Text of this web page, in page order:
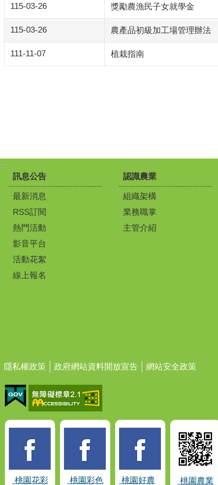
115-03-26 獎勵農漁民子女就學金
115-03-26 農產品初級加工場管理辦法
111-11-07 植栽指南
:::
訊息公告
最新消息
RSS訂閱
熱門活動
影音平台
活動花絮
線上報名
認識農業
組織架構
業務職掌
主管介紹
隱私權政策 政府網站資料開放宣告 網站安全政策
桃園花彩 桃園彩色 桃園好農 桃園農業